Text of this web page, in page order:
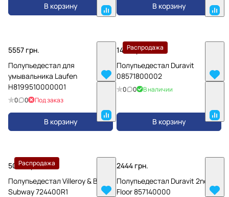
В корзину В корзину
5557 грн.
Полупьедестал для
умывальника Laufen
H8199510000001
0 0 Под заказ
В корзину
Распродажа
1421 грн.
Полупьедестал Duravit
08571800002
0 0 В наличии
В корзину
Распродажа
5098 грн.
Полупьедестал Villeroy & Boch
Subway 724400R1
2444 грн.
Полупьедестал Duravit 2nd
Floor 857140000